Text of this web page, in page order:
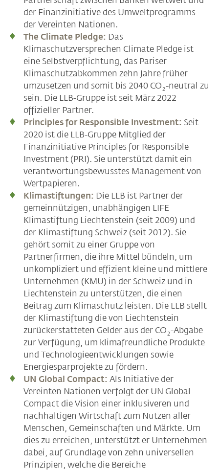
der Finanzinitiative des Umweltprogramms
der Vereinten Nationen.
The Climate Pledge: Das
Klimaschutzversprechen Climate Pledge ist
eine Selbstverpflichtung, das Pariser
Klimaschutzabkommen zehn Jahre früher
umzusetzen und somit bis 2040 CO 2-neutral zu
sein. Die LLB-Gruppe ist seit März 2022
offizieller Partner.
Principles for Responsible Investment: Seit
2020 ist die LLB-Gruppe Mitglied der
Finanzinitiative Principles for Responsible
Investment (PRI). Sie unterstützt damit ein
verantwortungsbewusstes Management von
Wertpapieren.
Klimastiftungen: Die LLB ist Partner der
gemeinnützigen, unabhängigen LIFE
Klimastiftung Liechtenstein (seit 2009) und
der Klimastiftung Schweiz (seit 2012). Sie
gehört somit zu einer Gruppe von
Partnerfirmen, die ihre Mittel bündeln, um
unkompliziert und effizient kleine und mittlere
Unternehmen (KMU) in der Schweiz und in
Liechtenstein zu unterstützen, die einen
Beitrag zum Klimaschutz leisten. Die LLB stellt
der Klimastiftung die von Liechtenstein
zurückerstatteten Gelder aus der CO 2-Abgabe
zur Verfügung, um klimafreundliche Produkte
und Technologieentwicklungen sowie
Energiesparprojekte zu fördern.
UN Global Compact: Als Initiative der
Vereinten Nationen verfolgt der UN Global
Compact die Vision einer inklusiveren und
nachhaltigen Wirtschaft zum Nutzen aller
Menschen, Gemeinschaften und Märkte. Um
dies zu erreichen, unterstützt er Unternehmen
dabei, auf Grundlage von zehn universellen
Prinzipien, welche die Bereiche